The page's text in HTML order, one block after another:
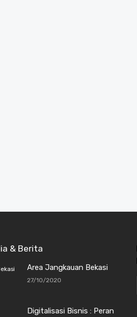
& Berita
Area Jangkauan Bekasi
27/10/2020
Digitalisasi Bisnis : Peran